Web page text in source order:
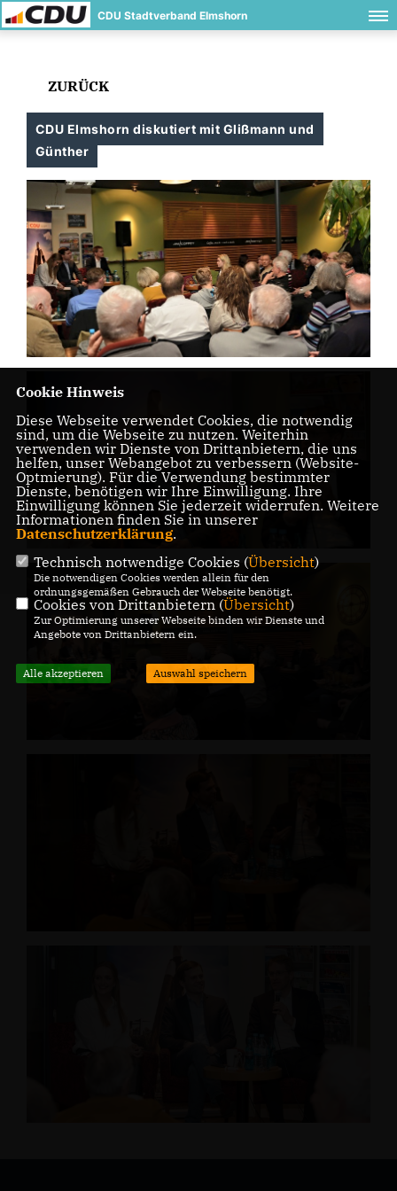
CDU Stadtverband Elmshorn
ZURÜCK
CDU Elmshorn diskutiert mit Glißmann und
Günther
Cookie Hinweis
Diese Webseite verwendet Cookies, die notwendig
sind, um die Webseite zu nutzen. Weiterhin
verwenden wir Dienste von Drittanbietern, die uns
helfen, unser Webangebot zu verbessern (Website-
Optmierung). Für die Verwendung bestimmter
Dienste, benötigen wir Ihre Einwilligung. Ihre
Einwilligung können Sie jederzeit widerrufen. Weitere
Informationen finden Sie in unserer
Datenschutzerklärung.
Technisch notwendige Cookies (Übersicht)
Die notwendigen Cookies werden allein für den
ordnungsgemäßen Gebrauch der Webseite benötigt.
Cookies von Drittanbietern (Übersicht)
Zur Optimierung unserer Webseite binden wir Dienste und
Angebote von Drittanbietern ein.
Alle akzeptieren Auswahl speichern